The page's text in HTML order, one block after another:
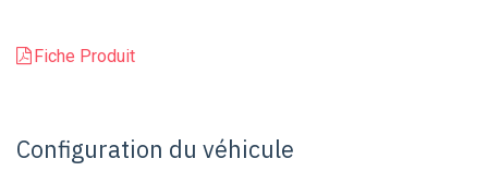
Fiche Produit
Configuration du véhicule